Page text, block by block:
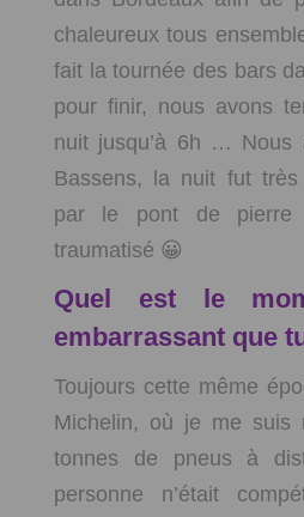
chaleureux tous
fait la tournée des bars
pour finir, nous avons
nuit jusqu’à 6h …
Bassens, la nuit fut
par le pont de
traumatisé 😀
Quel est le
embarrassant que
Toujours cette même
Michelin, où je me suis
tonnes de pneus à
personne n’était